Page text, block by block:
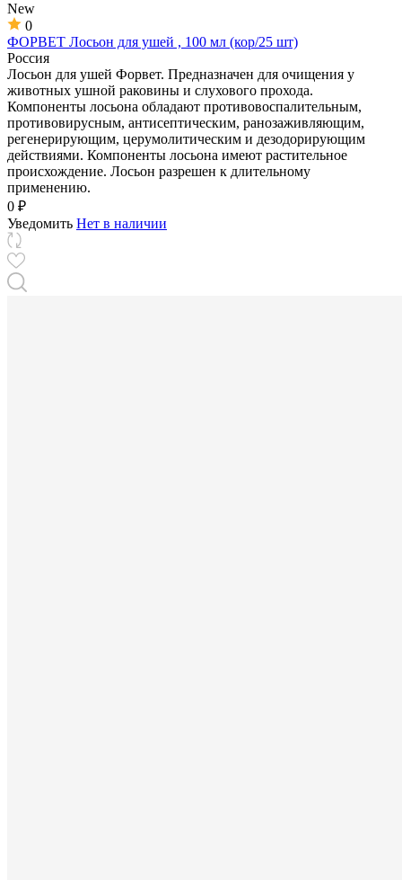
New
0
ФОРВЕТ Лосьон для ушей , 100 мл (кор/25 шт)
Россия
Лосьон для ушей Форвет. Предназначен для очищения у
животных ушной раковины и слухового прохода.
Компоненты лосьона обладают противовоспалительным,
противовирусным, антисептическим, ранозаживляющим,
регенерирующим, церумолитическим и дезодорирующим
действиями. Компоненты лосьона имеют растительное
происхождение. Лосьон разрешен к длительному
применению.
0 ₽
Уведомить Нет в наличии